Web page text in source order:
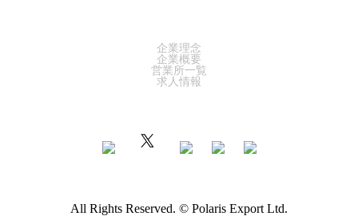
企業理念
企業概要
営業所一覧
求人情報
All Rights Reserved. © Polaris Export Ltd.